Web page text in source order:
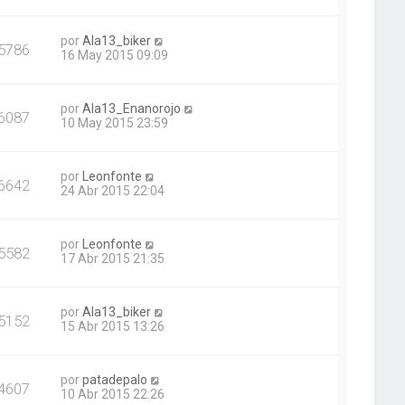
5786 porAla13_biker
16 May 2015 09:09
porAla13_Enanorojo
10 May 2015 23:59
porLeonfonte
24 Abr 2015 22:04
5582 porLeonfonte
17 Abr 2015 21:35
5152 porAla13_biker
15 Abr 2015 13:26
porpatadepalo
10 Abr 2015 22:26